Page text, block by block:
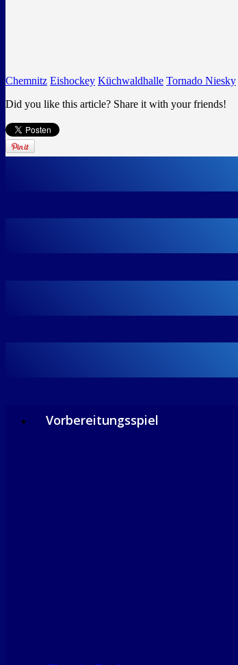
Chemnitz Eishockey Küchwaldhalle Tornado Niesky
Did you like this article? Share it with your friends!
Vorbereitungsspiel